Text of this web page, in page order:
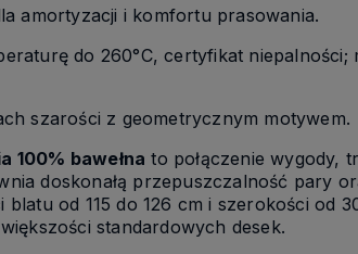
amortyzacji i komfortu prasowania.
do 260°C, certyfikat niepalności;
szarości z geometrycznym motywem.
100% bawełna to połączenie wygody,
doskonałą przepuszczalność pary
blatu od 115 do 126 cm i szerokości od
standardowych desek.